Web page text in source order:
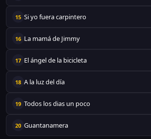
15 Si yo fuera carpintero
16 La mamá de Jimmy
17 El ángel de la bicicleta
18 A la luz del día
19 Todos los dias un poco
20 Guantanamera